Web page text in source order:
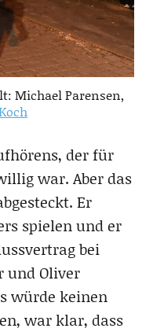
Michael Parensen,
der für
war. Aber das
Er
spielen und er
bei
und Oliver
würde keinen
war klar, dass